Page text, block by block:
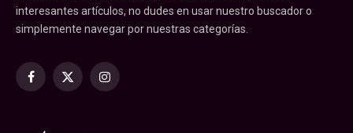
interesantes artículos, no dudes en usar nuestro buscador o
simplemente navegar por nuestras categorías.
Facebook
X
Instagram